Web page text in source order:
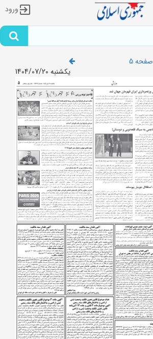
ورود
صفحه 5
یکشنبه 1404/07/20